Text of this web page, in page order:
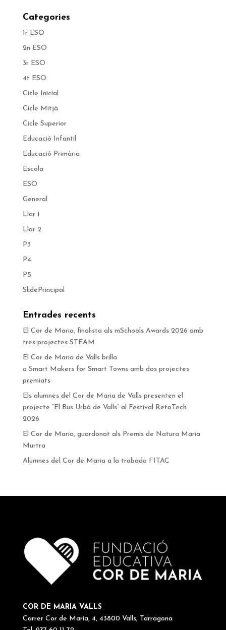
Categories
1r ESO
2n ESO
3r ESO
4t ESO
Cicle Inicial
Cicle Mitjà
Cicle Superior
Educació Infantil
Educació Primària
Escola
ESO
General
Llar 1
Llar 2
P3
P4
P5
SlidePrincipal
Entrades recents
El Cor de Maria, finalista als mSchools Awards 2026 amb
tres projectes STEAM
El Cor de Maria de Valls brilla
a Smart Makers for Smart Towns amb dos projectes
premiats
Els alumnes del Cor de Maria de Valls presenten el
projecte “El Bus Urbà de Valls” al Festival RetoTech
2026
El Cor de Maria, guardonat als Premis de Natura Maria
Murtra
Alumnes del Cor de Maria a la trobada FITAC
COR DE MARIA VALLS
Carrer Cor de Maria, 4, 43800 Valls, Tarragona